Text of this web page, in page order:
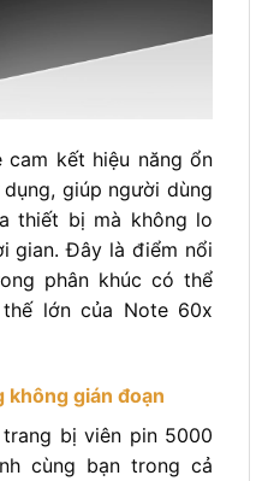
kết hiệu năng ổn
giúp người dùng
thiết bị mà không lo
gian. Đây là điểm nổi
phân khúc có thể
lớn của Note 60x
không gián đoạn
bị viên pin 5000
cùng bạn trong cả